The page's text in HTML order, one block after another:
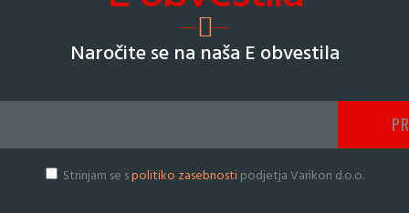
Naročite se na naša E obvestila
Strinjam se spolitiko zasebnostipodjetja Varikon d.o.o.